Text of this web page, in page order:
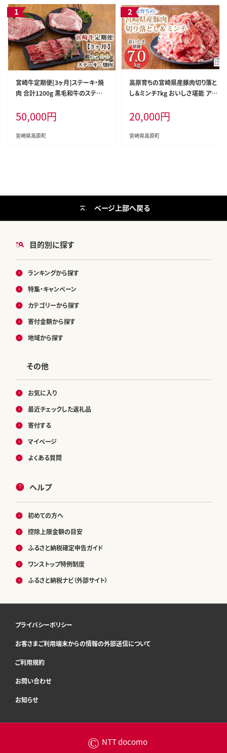
宮崎牛定期便[3ヶ月]ステーキ・焼
肉 合計1200g 黒毛和牛のステーキ
ブランド牛 お肉 ステーキ 焼肉 500
00円 5万円］ TF0684-P00020
50,000円
宮崎県高原町
高原育ちの宮崎県産豚肉切り落と
し＆ミンチ7kg おいしさ堪能 アレ
万能食材 生姜焼き しゃぶしゃぶ ハ
ンバーグ 餃子 肉巻き ミートソース
麻婆豆腐] TF0768-P00070
20,000円
宮崎県高原町
目的別に探す
ランキングから探す
特集・キャンペーン
カテゴリーから探す
寄付金額から探す
地域から探す
その他
お気に入り
最近チェックした返礼品
寄付する
マイページ
よくある質問
ヘルプ
初めての方へ
控除上限金額の目安
ふるさと納税確定申告ガイド
ワンストップ特例制度
ふるさと納税ナビ（外部サイト）
ページ上部へ戻る
プライバシーポリシー
お客さまご利用端末からの情報の外部送信について
ご利用規約
お問い合わせ
お知らせ
© NTT docomo